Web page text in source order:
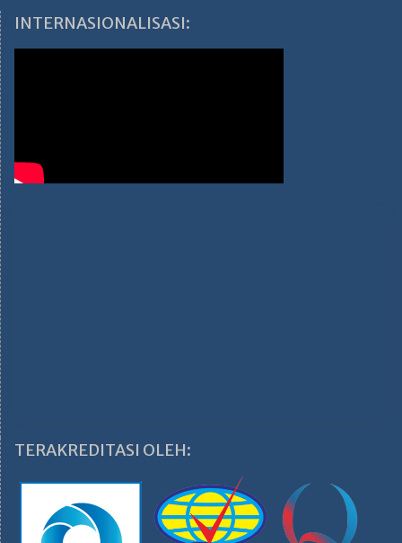
INTERNASIONALISASI:
TERAKREDITASI OLEH: